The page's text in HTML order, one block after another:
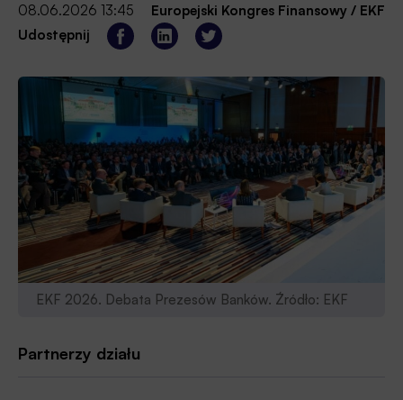
08.06.2026 13:45
Europejski Kongres Finansowy / EKF
Udostępnij
EKF 2026. Debata Prezesów Banków. Źródło: EKF
Partnerzy działu